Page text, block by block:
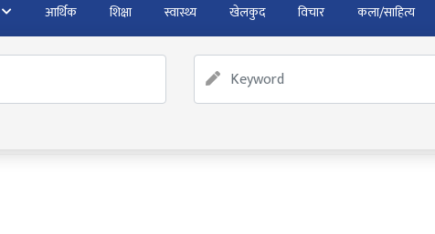
आर्थिक शिक्षा स्वास्थ्य खेलकुद विचार कला/साहित्य
नगर्ने
फाैजदारी अपराधमा अनुसन्धान र कारबाही गर्न आयाेगकाे
गर्न डिजीटल अभियान
बाढी पहिरोका कारण मृत्यु हुनेको
सार्वजनिक
नेपाल वायुसेवाको राहत उडानमार्फत १५७